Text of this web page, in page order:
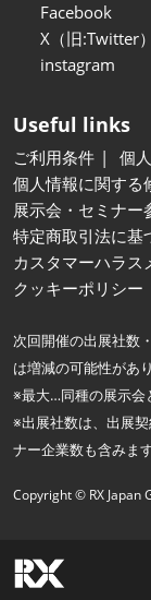
Facebook
X（旧:Twitter）
instagram
Useful links
ご利用条件
個
個人情報に関する
展示会・セミナー
特定商取引法に基
カスタマーハラ
クッキーポリシー
次回開催の出展社数
は増減の可能性があり
※最大…同種の展示会
※出展社数は、出展
ナー企業数も含みます
Copyright © RX Japan